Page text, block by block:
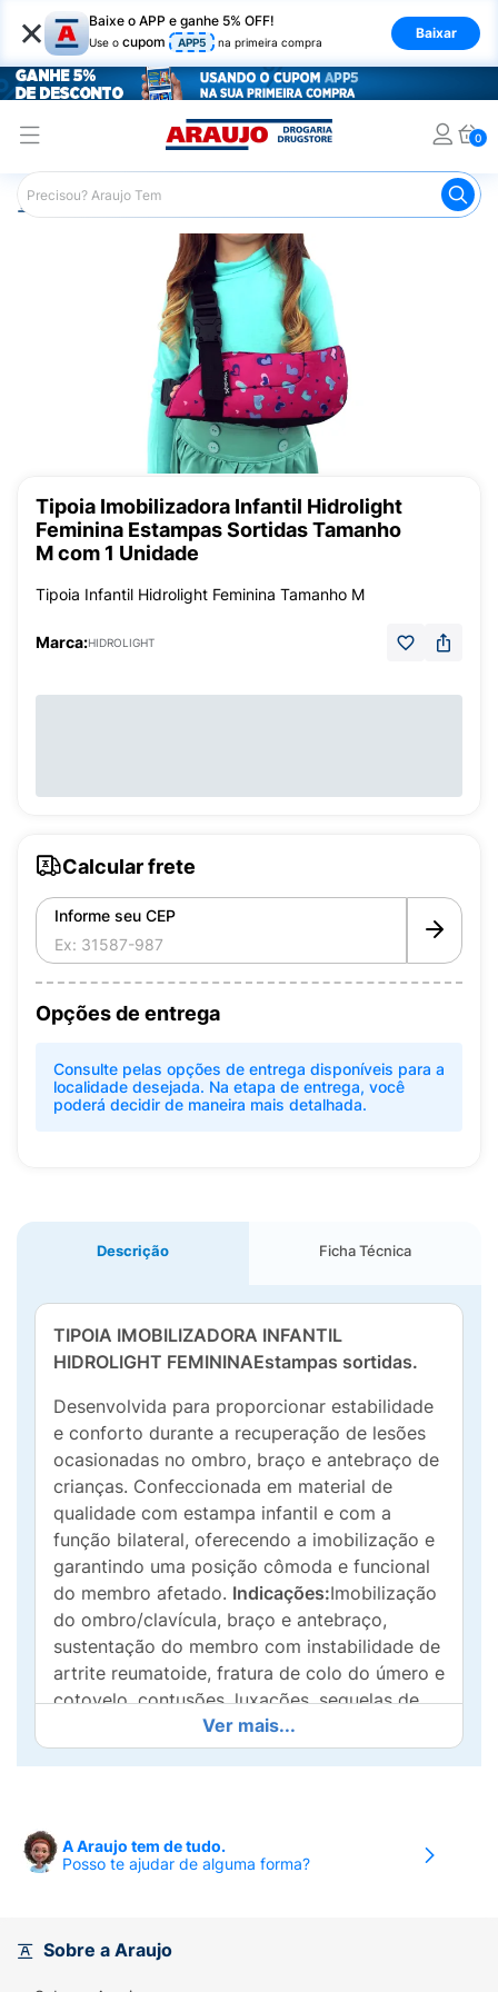
× Baixe o APP e ganhe 5% OFF!
Use o cupom APP5 na primeira compra
Baixar
0
Araujo Saúde e Bem Estar Tipoias
Tipoia Imobilizadora Infantil Hidrolight
Feminina Estampas Sortidas Tamanho
M com 1 Unidade
Tipoia Infantil Hidrolight Feminina Tamanho M
Marca:HIDROLIGHT
Calcular frete
Informe seu CEP
Opções de entrega
Consulte pelas opções de entrega disponíveis para a
localidade desejada. Na etapa de entrega, você
poderá decidir de maneira mais detalhada.
Descrição Ficha Técnica
TIPOIA IMOBILIZADORA INFANTIL
HIDROLIGHT FEMININAEstampas sortidas.
Desenvolvida para proporcionar estabilidade
e conforto durante a recuperação de lesões
ocasionadas no ombro, braço e antebraço de
crianças. Confeccionada em material de
qualidade com estampa infantil e com a
função bilateral, oferecendo a imobilização e
garantindo uma posição cômoda e funcional
do membro afetado. Indicações:Imobilização
do ombro/clavícula, braço e antebraço,
sustentação do membro com instabilidade de
artrite reumatoide, fratura de colo do úmero e
cotovelo, contusões, luxações, sequelas de
AVE (Acidente Vascular Encefálico), período
pós-operatório e apoio para gesso.
dedo mínimo. O punho deve estar totalmente
apoiado, para evitar deformidades.P: 31cm.M:
Modo de usar:
Ver mais...
A Araujo tem de tudo.
Posso te ajudar de alguma forma?
Sobre a Araujo